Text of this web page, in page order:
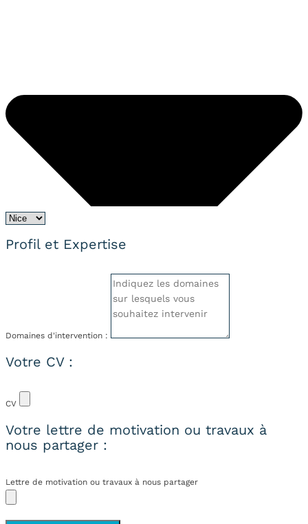
Profil et Expertise
Domaines d'intervention :
Votre CV :
CV
Votre lettre de motivation ou travaux à
nous partager :
Lettre de motivation ou travaux à nous partager